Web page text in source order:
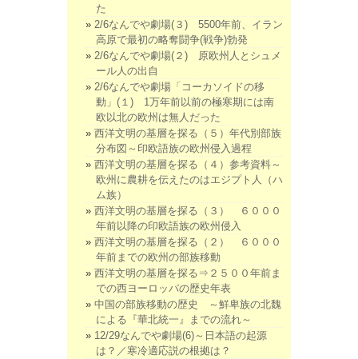
た
2/6なんでや劇場(３) 5500年前、イラン
高原で最初の略奪闘争(戦争)勃発
2/6なんでや劇場(２) 原欧州人とシュメ
ール人の出自
2/6なんでや劇場「コーカソイドの移
動」(１) 1万年前以前の極寒期には南
欧以北の欧州は無人だった
西洋文明の基層を探る（５）年代別部族
分布図～印欧語族の欧州侵入過程
西洋文明の基層を探る（４）参考資料～
欧州に農耕を伝えたのはエジプト人（ハ
ム族）
西洋文明の基層を探る（３） ６０００
年前以降の印欧語族の欧州侵入
西洋文明の基層を探る（２） ６０００
年前までの欧州の部族移動
西洋文明の基層を探る⇒２５００年前ま
での西ヨーロッパの歴史年表
中国の部族移動の歴史 ～鮮卑族の北魏
による『華北統一』までの流れ～
12/29なんでや劇場(6)～日本語の起源
は？／寒冷適応説の根拠は？